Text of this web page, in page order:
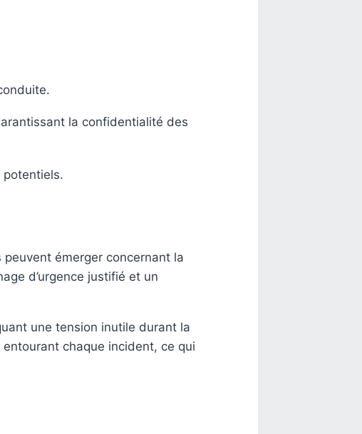
la confidentialité des
potentiels.
émerger concernant la
d’urgence justifié et un
une tension inutile durant la
chaque incident, ce qui